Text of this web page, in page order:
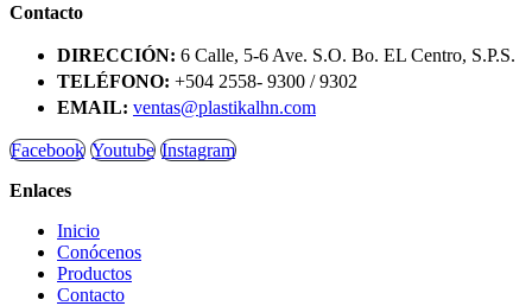
Contacto
DIRECCIÓN: 6 Calle, 5-6 Ave. S.O. Bo. EL Centro, S.P.S.
TELÉFONO: +504 2558- 9300 / 9302
EMAIL: ventas@plastikalhn.com
Facebook Youtube Instagram
Enlaces
Inicio
Conócenos
Productos
Contacto